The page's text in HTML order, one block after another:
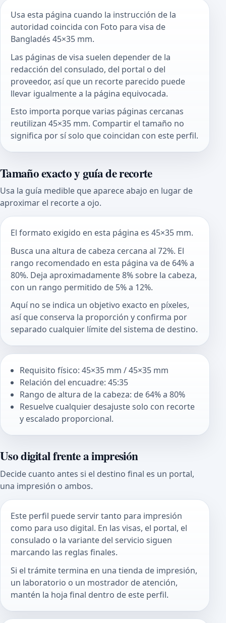
Usa esta página cuando la instrucción de la
autoridad coincida con Foto para visa de
Bangladés 45×35 mm.
Las páginas de visa suelen depender de la
redacción del consulado, del portal o del
proveedor, así que un recorte parecido puede
llevar igualmente a la página equivocada.
Esto importa porque varias páginas cercanas
reutilizan 45×35 mm. Compartir el tamaño no
significa por sí solo que coincidan con este perfil.
Tamaño exacto y guía de recorte
Usa la guía medible que aparece abajo en lugar de
aproximar el recorte a ojo.
El formato exigido en esta página es 45×35 mm.
Busca una altura de cabeza cercana al 72%. El
rango recomendado en esta página va de 64% a
80%. Deja aproximadamente 8% sobre la cabeza,
con un rango permitido de 5% a 12%.
Aquí no se indica un objetivo exacto en píxeles,
así que conserva la proporción y confirma por
separado cualquier límite del sistema de destino.
Requisito físico: 45×35 mm / 45×35 mm
Relación del encuadre: 45:35
Rango de altura de la cabeza: de 64% a 80%
Resuelve cualquier desajuste solo con recorte
y escalado proporcional.
Uso digital frente a impresión
Decide cuanto antes si el destino final es un portal,
una impresión o ambos.
Este perfil puede servir tanto para impresión
como para uso digital. En las visas, el portal, el
consulado o la variante del servicio siguen
marcando las reglas finales.
Si el trámite termina en una tienda de impresión,
un laboratorio o un mostrador de atención,
mantén la hoja final dentro de este perfil.